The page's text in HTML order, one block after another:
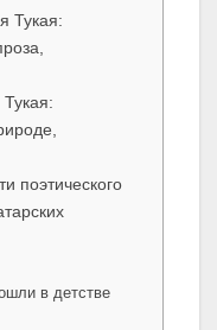
Тукая:
поэтического
в детстве